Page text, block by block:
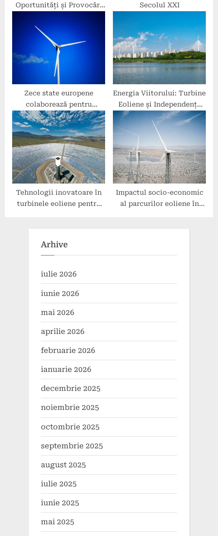
Oportunități și Provocări
Secolul XXI
Zece state europene
colaborează pentru
instalarea unei rețele de
turbine eoliene în Marea
Nordului
Energia Viitorului: Turbine
Eoliene și Independența
Energetică
Tehnologii inovatoare în
turbinele eoliene pentru
Impactul socio-economic
al parcurilor eoliene în
Arhive
iulie 2026
iunie 2026
mai 2026
aprilie 2026
februarie 2026
ianuarie 2026
decembrie 2025
noiembrie 2025
octombrie 2025
septembrie 2025
august 2025
iulie 2025
iunie 2025
mai 2025